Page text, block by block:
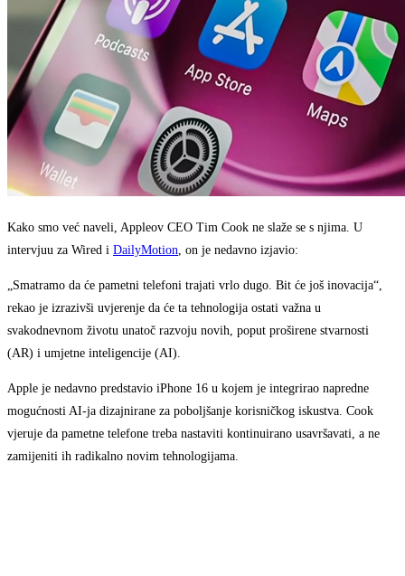
Kako smo već naveli, Appleov CEO Tim Cook ne slaže se s njima. U
intervjuu za Wired i DailyMotion, on je nedavno izjavio:
„Smatramo da će pametni telefoni trajati vrlo dugo. Bit će još inovacija“,
rekao je izrazivši uvjerenje da će ta tehnologija ostati važna u
svakodnevnom životu unatoč razvoju novih, poput proširene stvarnosti
(AR) i umjetne inteligencije (AI).
Apple je nedavno predstavio iPhone 16 u kojem je integrirao napredne
mogućnosti AI-ja dizajnirane za poboljšanje korisničkog iskustva. Cook
vjeruje da pametne telefone treba nastaviti kontinuirano usavršavati, a ne
zamijeniti ih radikalno novim tehnologijama.